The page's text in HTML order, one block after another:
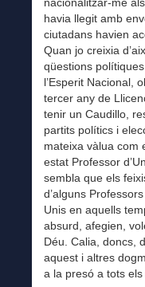
havia llegit amb
ciutadans havien
Quan jo creixia
qüestions
l’Esperit Nacional,
tercer any de
tenir un Caudillo,
partits polítics i
mateixa vàlua com
estat Professor
sembla que els
d’alguns
Unis en aquells
absurd, afegien,
Déu. Calia, doncs,
aquest i altres
a la presó a tots els